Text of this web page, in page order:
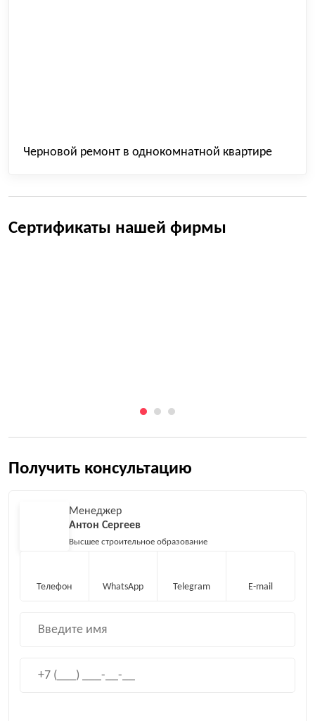
Черновой ремонт в однокомнатной квартире
Сертификаты нашей фирмы
Получить консультацию
Менеджер
Антон Сергеев
Высшее строительное образование
Телефон WhatsApp Telegram E-mail